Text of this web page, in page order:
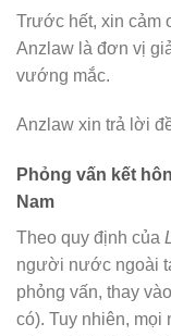
Trước hết, xin cảm
Anzlaw là đơn vị
vướng mắc.
Anzlaw xin trả lời
Phỏng vấn kết
Nam
Theo quy định của
người nước ngoài
phỏng vấn, thay
có). Tuy nhiên, mọi